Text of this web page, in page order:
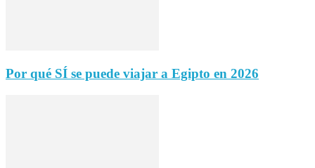
Por qué SÍ se puede viajar a Egipto en 2026